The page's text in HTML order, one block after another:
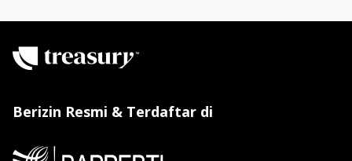
Berizin Resmi & Terdaftar di